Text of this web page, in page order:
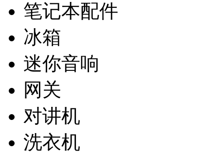
笔记本配件
冰箱
迷你音响
网关
对讲机
洗衣机